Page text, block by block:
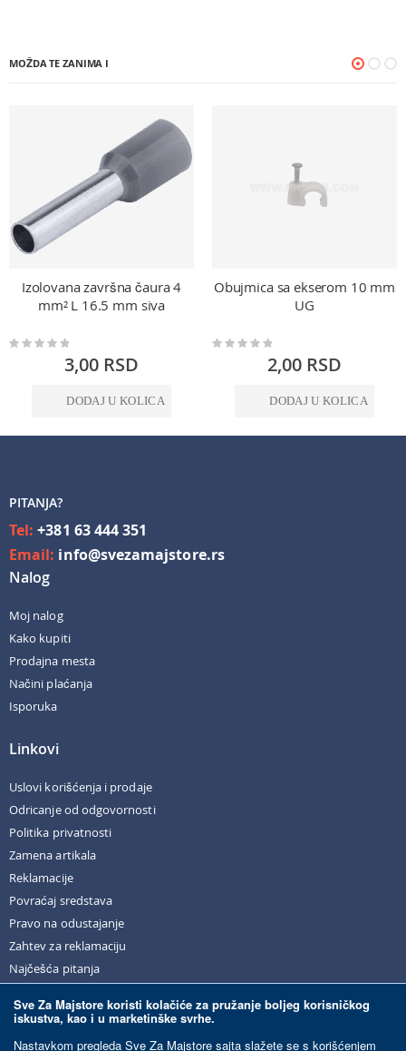
Sve Za Majstore koristi kolačiće za pružanje boljeg korisničkog
iskustva, kao i u marketinške svrhe.
Nastavkom pregleda Sve Za Majstore sajta slažete se s korišćenjem
MOŽDA TE ZANIMA I
Izolovana završna čaura 4
mm² L 16.5 mm siva
Rating:
3,00 RSD
DODAJ U KOLICA
Obujmica sa ekserom 10 mm
UG
Rating:
2,00 RSD
DODAJ U KOLICA
PITANJA?
Tel:+381 63 444 351
Email: info@svezamajstore.rs
Nalog
Moj nalog
Kako kupiti
Prodajna mesta
Načini plaćanja
Isporuka
Linkovi
Uslovi korišćenja i prodaje
Odricanje od odgovornosti
Politika privatnosti
Zamena artikala
Reklamacije
Povraćaj sredstava
Pravo na odustajanje
Zahtev za reklamaciju
Najčešća pitanja